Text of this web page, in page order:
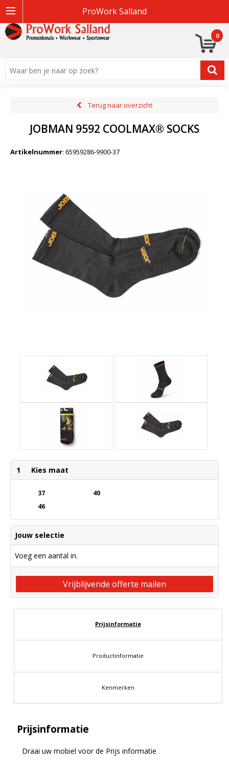
ProWork Salland
0
Terug naar overzicht
JOBMAN 9592 COOLMAX® SOCKS
Artikelnummer: 65959286-9900-37
1 Kies maat
37
40
46
Jouw selectie
Voeg een aantal in.
Vrijblijvende offerte mailen
Prijsinformatie
Productinformatie
Kenmerken
Prijsinformatie
Draai uw mobiel voor de Prijs informatie